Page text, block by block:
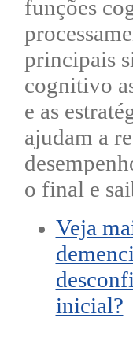
funções
principais
cognitivo
e as
ajudam a
o final e
Veja
inicial?